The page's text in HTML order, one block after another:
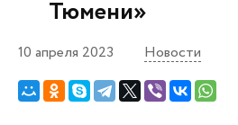
Собственникам и
Новостройки
Тюмени»
10 апреля 2023 Новости